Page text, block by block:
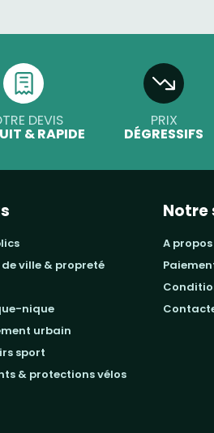
DEVIS
& RAPIDE
PRIX
DÉGRESSIFS
de ville & propreté
nique
urbain
sport
& protections vélos
Notre
a propos